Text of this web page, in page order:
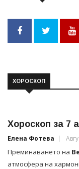
ХОРОСКОП
Хороскоп за 7
Елена Фотева
Преминаването на
атмосфера на